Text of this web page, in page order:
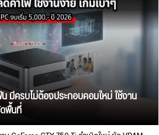
มีครบไม่ต้องประกอบคอมใหม่ ใช้งาน
พื้นที่